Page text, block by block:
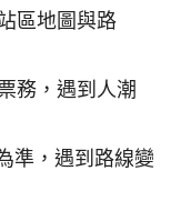
區地圖與路
務，遇到人潮
準，遇到路線變